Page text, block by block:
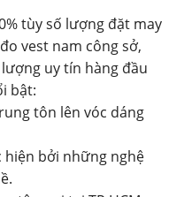
tùy số lượng đặt may
vest nam công sở,
uy tín hàng đầu
bật:
tôn lên vóc dáng
bởi những nghệ